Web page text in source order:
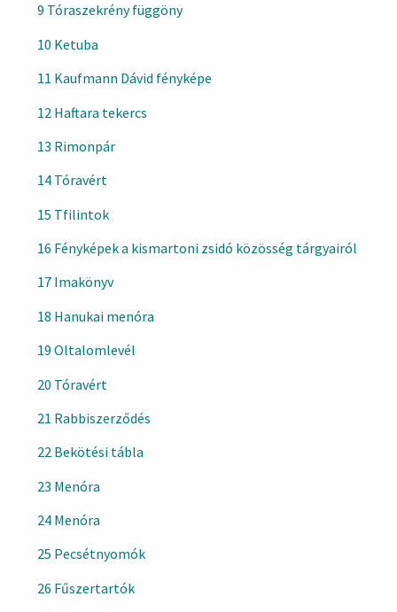
9 Tóraszekrény függöny
10 Ketuba
11 Kaufmann Dávid fényképe
12 Haftara tekercs
13 Rimonpár
14 Tóravért
15 Tfilintok
16 Fényképek a kismartoni zsidó közösség tárgyairól
17 Imakönyv
18 Hanukai menóra
19 Oltalomlevél
20 Tóravért
21 Rabbiszerződés
22 Bekötési tábla
23 Menóra
24 Menóra
25 Pecsétnyomók
26 Fűszertartók